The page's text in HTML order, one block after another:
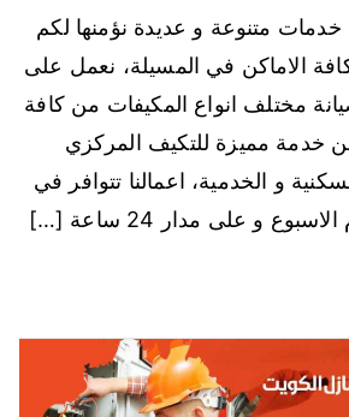
متنوعة و عديدة نؤمنها لكم
كافة الاماكن في المسيلة، نعمل على
مختلف انواع المكيفات من كافة
خدمة مميزة للتكيف المركزي
و الخدمية، اعمالنا تتوافر في
و على مدار 24 ساعة […]